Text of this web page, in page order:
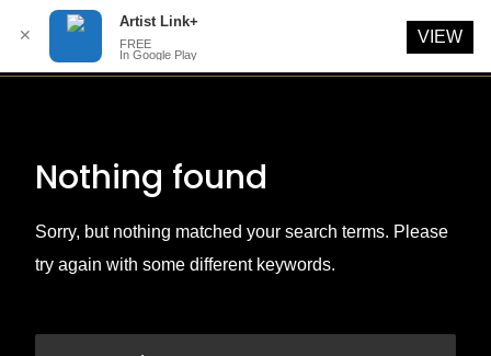
Nothing found
Sorry, but nothing matched your search terms. Please
try again with some different keywords.
✕
Artist Link+
FREE
In Google Play
VIEW